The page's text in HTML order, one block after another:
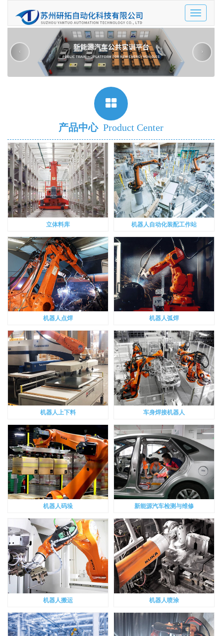
Toggle
‹ ›
产品中心 Product Center
立体料库 机器人自动化装配工作站
机器人点焊 机器人弧焊
机器人上下料 车身焊接机器人
机器人码垛 新能源汽车检测与维修
机器人搬运 机器人喷涂